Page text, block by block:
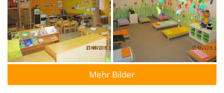
Mehr Bilder